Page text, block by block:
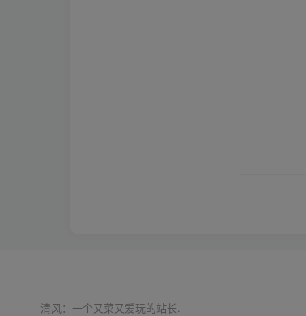
清风：一个又菜又爱玩的站长.